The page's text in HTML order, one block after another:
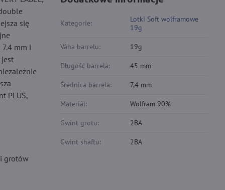
się
mm i
jest
PLUS,
grotów
Kategorie:
Lotki Soft wolframowe
19g
Váha barrelu: 19g
Długość barrela: 45 mm
Średnica barrela: 7,4 mm
Materiál: Wolfram 90%
Gwint grotu: 2BA
Gwint shaftu: 2BA